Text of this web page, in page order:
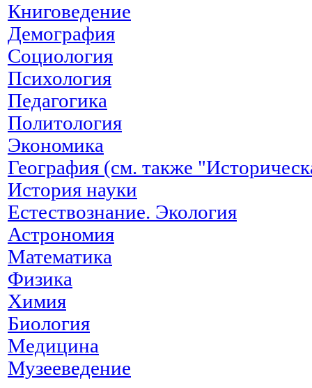
Книговедение
Демография
Социология
Психология
Педагогика
Политология
Экономика
География (см. также
История науки
Естествознание. Экология
Астрономия
Математика
Физика
Химия
Биология
Медицина
Музееведение